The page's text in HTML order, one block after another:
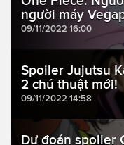
người máy
09/11/2022 16:00
Spoiler Jujutsu
2 chú thuật mới!
09/11/2022 14:58
Dự đoán spoiler